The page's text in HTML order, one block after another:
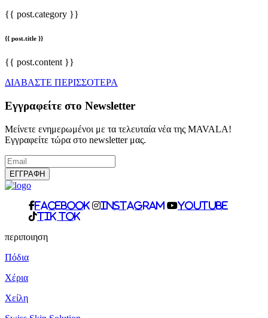
{{ post.category }}
{{ post.title }}
{{ post.content }}
ΔΙΑΒΑΣΤΕ ΠΕΡΙΣΣΟΤΕΡΑ
Εγγραφείτε στο Newsletter
Μείνετε ενημερωμένοι με τα τελευταία νέα της MAVALA!
Εγγραφείτε τώρα στο newsletter μας.
facebook Instagram
Youtube
Tik Tok
περιποιηση
Πόδια
Χέρια
Χείλη